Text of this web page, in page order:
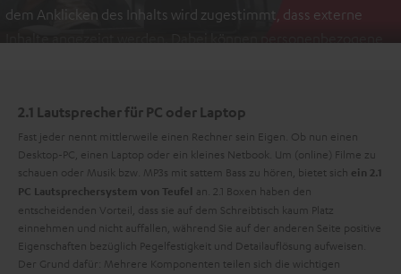
dem Anklicken des Inhalts wird zugestimmt, dass externe
Inhalte angezeigt werden. Dabei können personenbezogene
finden.
2.1 Lautsprecher für PC oder Laptop
Fast jeder nennt mittlerweile einen Rechner sein Eigen. Ob nun einen
Desktop-PC, einen Laptop oder ein kleines Netbook. Um (online) Filme zu
schauen oder Musik bzw. MP3s mit sattem Bass zu hören, bietet sich ein 2.1
PC Lautsprechersystem von Teufel an. 2.1 Boxen haben den
entscheidenden Vorteil, dass sie auf dem Schreibtisch kaum Platz
einnehmen und nicht auffallen, während Sie auf der anderen Seite positive
Eigenschaften bezüglich Pegelfestigkeit und Detailauflösung aufweisen.
Der Grund dafür: Mehrere Komponenten teilen sich die wichtigen